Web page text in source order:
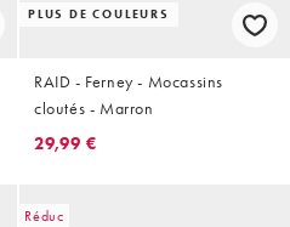
PLUS DE COULEURS
RAID - Ferney - Mocassins
cloutés - Marron
29,99 €
Réduc